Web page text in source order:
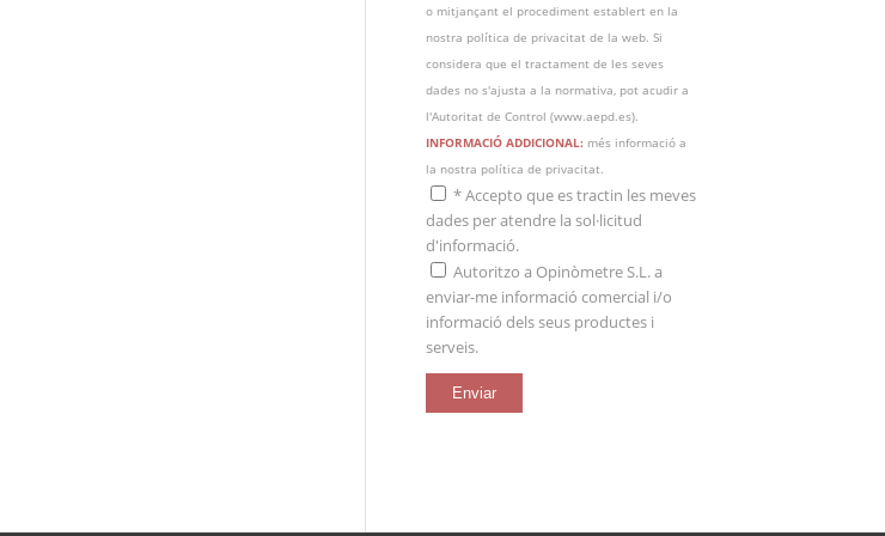
o mitjançant el procediment establert en la
nostra política de privacitat de la web. Si
considera que el tractament de les seves
dades no s'ajusta a la normativa, pot acudir a
l'Autoritat de Control (www.aepd.es).
INFORMACIÓ ADDICIONAL: més informació a
la nostra política de privacitat.
*Accepto que es tractin les meves
dades per atendre la sol·licitud
d'informació.
Autoritzo a Opinòmetre S.L. a
enviar-me informació comercial i/o
informació dels seus productes i
serveis.